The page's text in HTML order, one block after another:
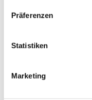
Präferenzen
Statistiken
Marketing